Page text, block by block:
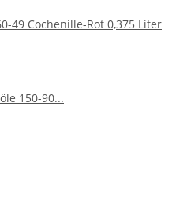
49 Cochenille-Rot 0,375 Liter